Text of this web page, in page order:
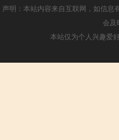
声明：本站内容来自互联网，如信息
会及
本站仅为个人兴趣爱